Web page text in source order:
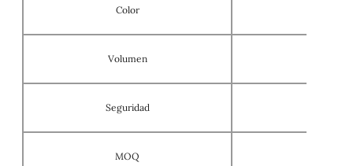
Color
Volumen
Seguridad
MOQ